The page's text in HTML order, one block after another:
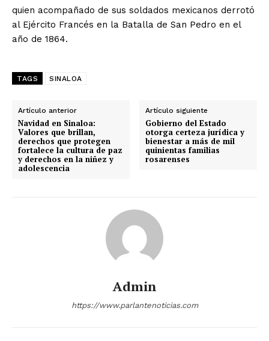
quien acompañado de sus soldados mexicanos derrotó
al Ejército Francés en la Batalla de San Pedro en el
año de 1864.
TAGS SINALOA
Artículo anterior
Navidad en Sinaloa:
Valores que brillan,
derechos que protegen
fortalece la cultura de paz
y derechos en la niñez y
adolescencia
Artículo siguiente
Gobierno del Estado
otorga certeza jurídica y
bienestar a más de mil
quinientas familias
rosarenses
Admin
https://www.parlantenoticias.com